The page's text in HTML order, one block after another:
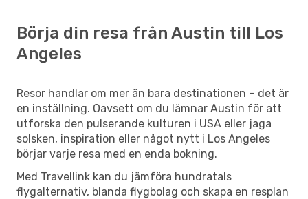
Börja din resa från Austin till Los
Angeles
Resor handlar om mer än bara destinationen – det är
en inställning. Oavsett om du lämnar Austin för att
utforska den pulserande kulturen i USA eller jaga
solsken, inspiration eller något nytt i Los Angeles
börjar varje resa med en enda bokning.
Med Travellink kan du jämföra hundratals
flygalternativ, blanda flygbolag och skapa en resplan